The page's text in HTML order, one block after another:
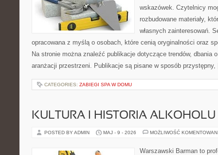
wskazówek. Czytelnicy
rozbudowane materiały,
własnych zainteresowań.
opracowana z myślą o osobach, które cenią oryginalności oraz
Na stronie można znaleźć publikacje dotyczące trendów, dbania
aranżacji przestrzeni. Publikacje są pisane w sposób
CATEGORIES: ZABIEGI SPA W DOMU
KULTURA I HISTORIA ALKOHOLU
POSTED BY ADMIN MAJ - 9 - 2026 MOŻLIWOŚĆ
Warszawski Barman to